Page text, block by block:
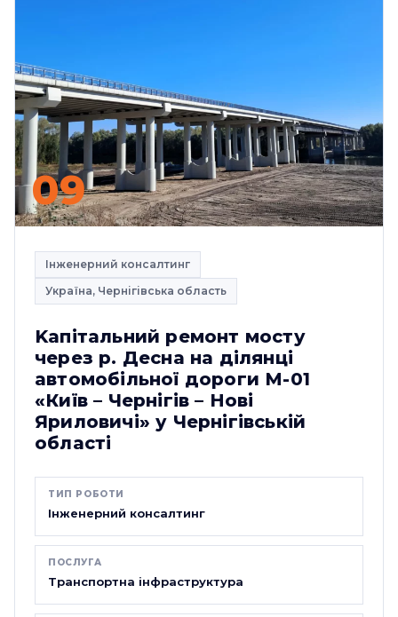
09
Інженерний консалтинг
Україна, Чернігівська область
Kапітальний ремонт мосту
через р. Десна на ділянці
автомобільної дороги М-01
«Київ – Чернігів – Нові
Яриловичі» у Чернігівській
області
ТИП РОБОТИ
Інженерний консалтинг
ПОСЛУГА
Транспортна інфраструктура